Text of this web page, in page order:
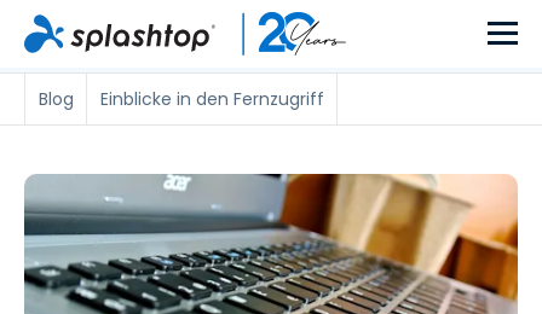
Blog Einblicke in den Fernzugriff